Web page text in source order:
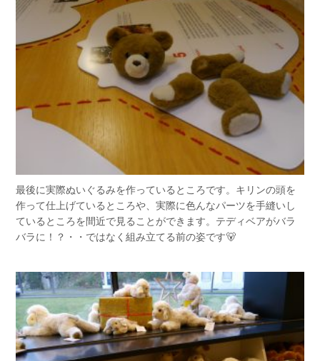
最後に実際ぬいぐるみを作っているところです。キリンの頭を
作って仕上げているところや、実際に色んなパーツを手縫いし
ているところを間近で見ることができます。テディベアがバラ
バラに！？・・ではなく組み立てる前の姿です🐻